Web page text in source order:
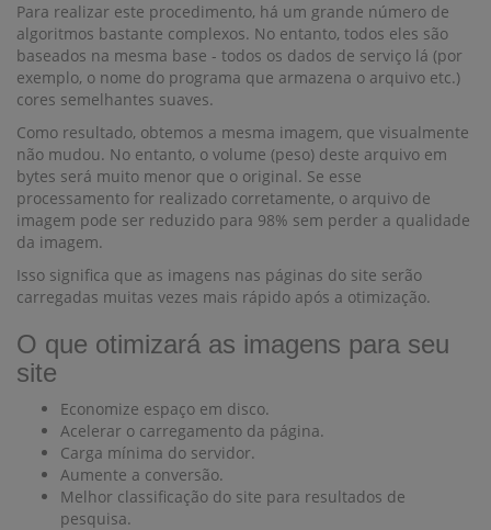
Para realizar este procedimento, há um grande número de
algoritmos bastante complexos. No entanto, todos eles são
baseados na mesma base - todos os dados de serviço lá (por
exemplo, o nome do programa que armazena o arquivo etc.)
cores semelhantes suaves.
Como resultado, obtemos a mesma imagem, que visualmente
não mudou. No entanto, o volume (peso) deste arquivo em
bytes será muito menor que o original. Se esse
processamento for realizado corretamente, o arquivo de
imagem pode ser reduzido para 98% sem perder a qualidade
da imagem.
Isso significa que as imagens nas páginas do site serão
carregadas muitas vezes mais rápido após a otimização.
O que otimizará as imagens para seu
site
Economize espaço em disco.
Acelerar o carregamento da página.
Carga mínima do servidor.
Aumente a conversão.
Melhor classificação do site para resultados de
pesquisa.